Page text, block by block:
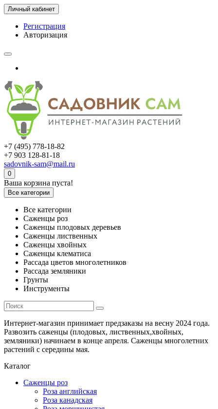
Личный кабинет
Регистрация
Авторизация
+7 (495) 778-18-82
+7 903 128-81-18
sadovnik-sam@mail.ru
0
Ваша корзина пуста!
Все категории
Все категории
Саженцы роз
Саженцы плодовых деревьев
Саженцы лиственных
Саженцы хвойных
Саженцы клематиса
Рассада цветов многолетников
Рассада земляники
Грунты
Инструменты
Интернет-магазин принимает предзаказы на весну 2024 года.
Развозить саженцы (плодовых, лиственных,хвойных,
земляники) начинаем в конце апреля. Саженцы многолетних
растений с середины мая.
Каталог
Саженцы роз
Роза английская
Роза канадская